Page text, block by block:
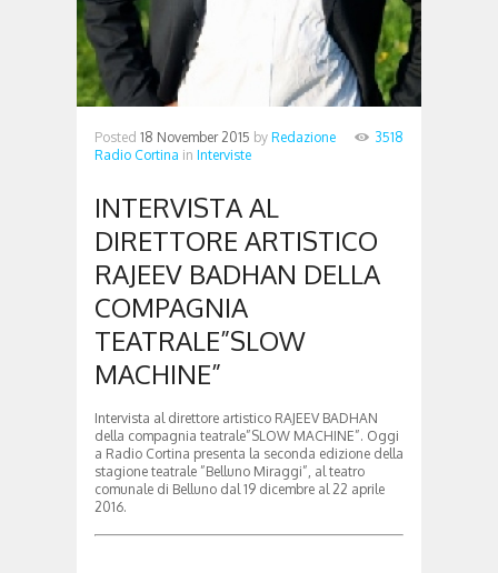
Posted 18 November 2015 by Redazione
Radio Cortina in Interviste
3518
INTERVISTA AL
DIRETTORE ARTISTICO
RAJEEV BADHAN DELLA
COMPAGNIA
TEATRALE”SLOW
MACHINE”
Intervista al direttore artistico RAJEEV BADHAN
della compagnia teatrale”SLOW MACHINE”. Oggi
a Radio Cortina presenta la seconda edizione della
stagione teatrale ”Belluno Miraggi”, al teatro
comunale di Belluno dal 19 dicembre al 22 aprile
2016.